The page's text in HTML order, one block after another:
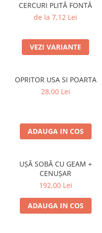
ȘEMINEE ȘI ÎNCĂLZITOARE DE
CERCURI PLITĂ FONTĂ
de la 7,12 Lei
VEZI VARIANTE
OPRITOR USA SI POARTA
28,00 Lei
ADAUGA IN COS
UȘĂ SOBĂ CU GEAM +
CENUȘAR
192,00 Lei
ADAUGA IN COS